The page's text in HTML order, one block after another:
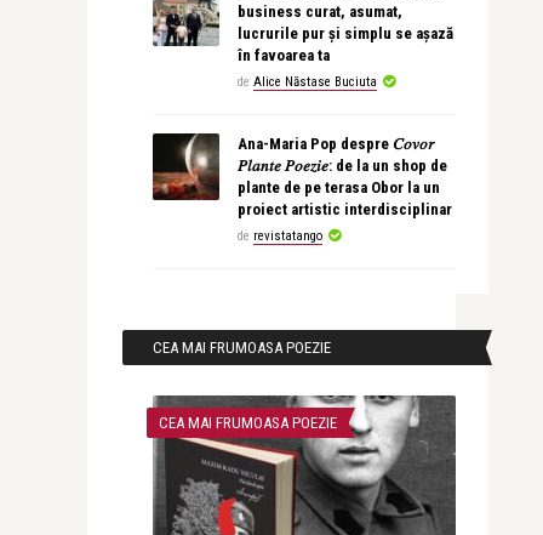
business curat, asumat,
lucrurile pur și simplu se așază
în favoarea ta
de Alice Năstase Buciuta
Ana-Maria Pop despre 𝐶𝑜𝑣𝑜𝑟
𝑃𝑙𝑎𝑛𝑡𝑒 𝑃𝑜𝑒𝑧𝑖𝑒: de la un shop de
plante de pe terasa Obor la un
proiect artistic interdisciplinar
de revistatango
CEA MAI FRUMOASA POEZIE
CEA MAI FRUMOASA POEZIE